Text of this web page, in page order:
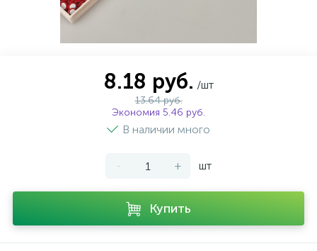
8.18 руб. /шт
13.64 руб.
Экономия 5.46 руб.
В наличии много
- + шт
Купить